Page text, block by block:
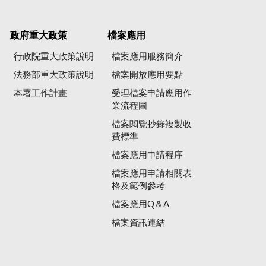
政府重大政策
行政院重大政策說明
法務部重大政策說明
本署工作計畫
檔案應用
檔案應用服務簡介
檔案開放應用要點
受理檔案申請應用作
業流程圖
檔案閱覽抄錄複製收
費標準
檔案應用申請程序
檔案應用申請相關表
格及範例參考
檔案應用Q＆A
檔案資訊連結